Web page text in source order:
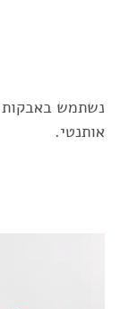
נשתמש באבקות
אותנטי.